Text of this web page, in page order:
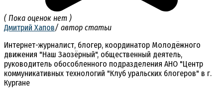
( Пока оценок нет )
Дмитрий Хапов/ автор статьи
Интернет-журналист, блогер, координатор Молодёжного
движения "Наш Заозёрный", общественный деятель,
руководитель обособленного подразделения АНО "Центр
коммуникативных технологий "Клуб уральских блогеров" в г.
Кургане